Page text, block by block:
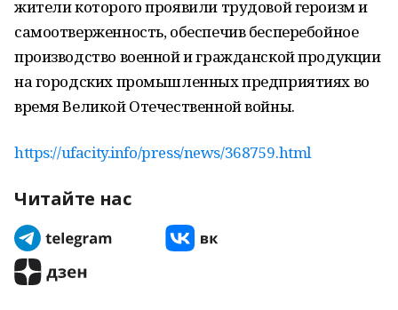
жители которого проявили трудовой героизм и
самоотверженность, обеспечив бесперебойное
производство военной и гражданской продукции
на городских промышленных предприятиях во
время Великой Отечественной войны.
https://ufacity.info/press/news/368759.html
Читайте нас